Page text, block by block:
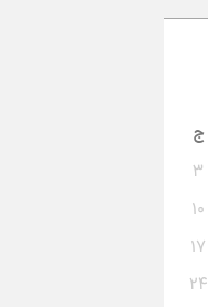
ج
۳
۱۰
۱۷
۲۴